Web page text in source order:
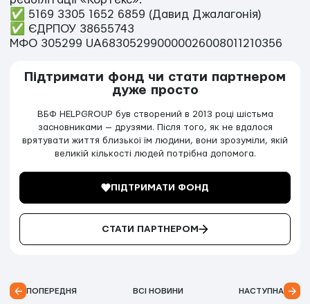
✅ 5169 3305 1652 6859 (Давид Джалагонія)
✅ ЄДРПОУ 38655743
МФО 305299 UA683052990000026008011210356
Підтримати фонд чи стати партнером
дуже просто
ВБФ HELPGROUP був створений в 2013 році шістьма
засновниками — друзями. Після того, як не вдалося
врятувати життя близької їм людини, вони зрозуміли, якій
великій кількості людей потрібна допомога.
ПІДТРИМАТИ ФОНД
СТАТИ ПАРТНЕРОМ
ПОПЕРЕДНЯ ВСІ НОВИНИ НАСТУПНА